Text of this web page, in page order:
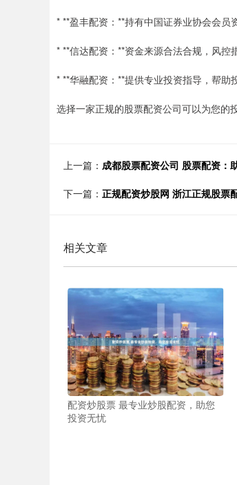
* **盈丰配资：**持有中国证券业协会会员
* **信达配资：**资金来源合法合规，风控
* **华融配资：**提供专业投资指导，帮助
选择一家正规的股票配资公司可以为您的
上一篇： 成都股票配资公司 股票配资：
下一篇： 正规配资炒股网 浙江正规股票
相关文章
配资炒股票 最专业炒股配资，助您
投资无忧